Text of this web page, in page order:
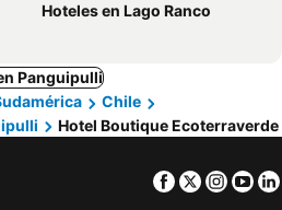
Hoteles en Lago Ranco
Panguipulli
Chile
Hotel Boutique Ecoterraverde
Facebook
Twitter